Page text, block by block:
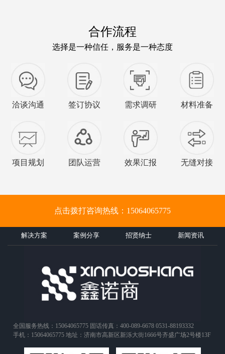
合作流程
选择是一种信任，服务是一种态度
洽谈沟通 签订协议 需求调研 材料准备
项目规划 团队运营 效果汇报 无缝对接
点击拨打咨询热线：15064065775
解决方案 案例分享 招贤纳士 新闻资讯
全国服务热线：15064065775 固话传真：400-089-6678 0531-88193332
手机：15064065775 地址：济南市高新区新泺大街1666号齐盛广场2号楼13F